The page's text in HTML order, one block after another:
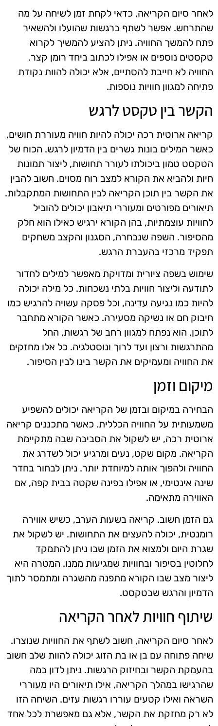
לאחר סיום הקריאה, כדאי לקחת זמן לשיחה על מה
שהתרחש. אפשר לשתף ברגשות שהועלו ולהשאיר
פתח להמשך החוויה. ניתן להציע להמשיך לקרוא
טקסטים נוספים או אפילו לכתוב ביחד רומן קצר.
החוויה לא חייבת להסתיים, אלא יכולה להוות נקודת
פתיחה למגוון חוויות נוספות.
הקשר בין טקסט לרגש
קריאה ארוטית רכה יכולה להיות חוויה מעוררת חושים,
כאשר המילים בונות גשרים בין הדמיון לרגש. הכוח של
הטקסט טמון ביכולתו לעורר תחושות, ליצור תמונות
חיות ולהביא את הקורא למצב רוח מסוים. חשוב להבין
את הקשר בין תוכן הקריאה לבין התחושות המתקבלות.
תיאורים מפורטים ומעוררי תיאבון יכולים להוביל
לחוויות עוצמתיות, בהן הקורא ירגיש כאילו הוא חלק
מהסיפור. השפה שנבחרה, הסגנון והקצב משחקים
תפקיד מרכזי בהעברת הרגש.
שימוש בשפה ציורית ומדויקת מאפשר למילים לחדור
לתודעה וליצור חוויות בלתי נשכחות. כל מילה יכולה
להיות כמו נגיעה עדינה, וכל פסקה עשויה להרגיש כמו
חיבוק חם או נשיקה מסעירה. כאשר הקורא מתחבר
לתוכן, הוא נפתח למגוון רחב של רגשות, החל
מהתרגשות ורצון ועד לרוך ונוסטלגיה. כל אלו מחזקים
את החוויה ומעמיקים את הקשר בינו לבין הסיפור.
מיקום וזמן
הבחירה במיקום ובזמן של הקריאה יכולים להשפיע
משמעותית על החוויה הכללית. כאשר מתכננים קריאה
ארוטית רכה, יש לשקול את הסביבה שבה מתקיימת
הקריאה. מקום שקט, נעים ומרגיע יכול לשדרג את
החוויה ולהפוך אותה למיוחדת יותר. ניתן לבחור בחדר
שינה אינטימי, או אפילו בפינה שקטה בבית קפה, אם
האווירה מתאימה.
גם הזמן חשוב. קריאה בשעות הערב, כשיש אווירה
רומנטית, יכולה להעצים את התחושות. יש לשקול את
שגרת היום ולמצוא את הזמן שבו ניתן להתמקד
לחלוטין בסיפור ובחוויות שמגיעות ממנו. המטרה היא
ליצור מצב שבו הקורא מתפנה מהשגרה ומתמסר לתוך
הדמיון והרגש שבטקסט.
שיתוף חוויות לאחר הקריאה
לאחר סיום הקריאה, חשוב לשתף את החוויות שנוצרו.
שיחה פתוחה עם בן או בת הזוג יכולה להוות שלב חשוב
בהעמקת הקשר ובחיזוק הרגשות. ניתן לדון במה
שהרגישו במהלך הקריאה, אילו תיאורים היו מעוררי
השראה ואילו קטעים עוררו רגשות עזים. השיחה הזו
לא רק מחזקת את הקשר, אלא גם מאפשרת לכל אחד